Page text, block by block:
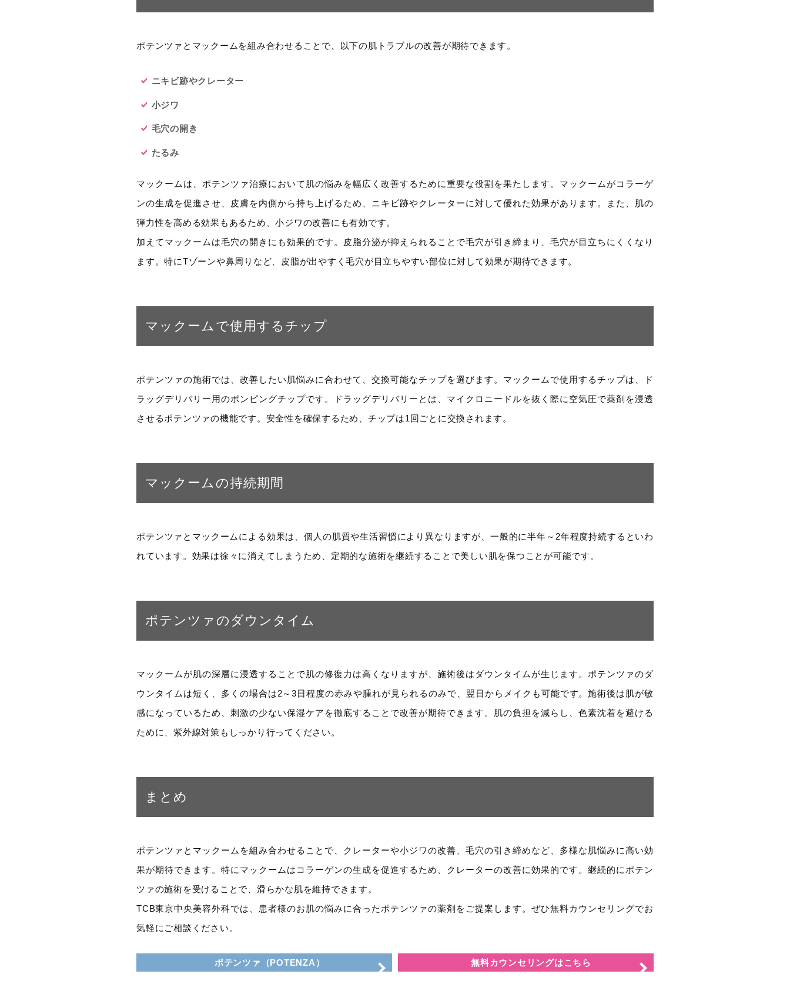
ポテンツァとマックームを組み合わせることで、以下の肌トラブルの改善が期待できます。
ニキビ跡やクレーター
小ジワ
毛穴の開き
たるみ
マックームは、ポテンツァ治療において肌の悩みを幅広く改善するために重要な役割を果たします。マックームがコラーゲ
ンの生成を促進させ、皮膚を内側から持ち上げるため、ニキビ跡やクレーターに対して優れた効果があります。また、肌の
弾力性を高める効果もあるため、小ジワの改善にも有効です。
加えてマックームは毛穴の開きにも効果的です。皮脂分泌が抑えられることで毛穴が引き締まり、毛穴が目立ちにくくなり
ます。特にTゾーンや鼻周りなど、皮脂が出やすく毛穴が目立ちやすい部位に対して効果が期待できます。
マックームで使用するチップ
ポテンツァの施術では、改善したい肌悩みに合わせて、交換可能なチップを選びます。マックームで使用するチップは、ド
ラッグデリバリー用のポンピングチップです。ドラッグデリバリーとは、マイクロニードルを抜く際に空気圧で薬剤を浸透
させるポテンツァの機能です。安全性を確保するため、チップは1回ごとに交換されます。
マックームの持続期間
ポテンツァとマックームによる効果は、個人の肌質や生活習慣により異なりますが、一般的に半年～2年程度持続するといわ
れています。効果は徐々に消えてしまうため、定期的な施術を継続することで美しい肌を保つことが可能です。
ポテンツァのダウンタイム
マックームが肌の深層に浸透することで肌の修復力は高くなりますが、施術後はダウンタイムが生じます。ポテンツァのダ
ウンタイムは短く、多くの場合は2～3日程度の赤みや腫れが見られるのみで、翌日からメイクも可能です。施術後は肌が敏
感になっているため、刺激の少ない保湿ケアを徹底することで改善が期待できます。肌の負担を減らし、色素沈着を避ける
ために、紫外線対策もしっかり行ってください。
まとめ
ポテンツァとマックームを組み合わせることで、クレーターや小ジワの改善、毛穴の引き締めなど、多様な肌悩みに高い効
果が期待できます。特にマックームはコラーゲンの生成を促進するため、クレーターの改善に効果的です。継続的にポテン
ツァの施術を受けることで、滑らかな肌を維持できます。
TCB東京中央美容外科では、患者様のお肌の悩みに合ったポテンツァの薬剤をご提案します。ぜひ無料カウンセリングでお
気軽にご相談ください。
ポテンツァ（POTENZA） 無料カウンセリングはこちら